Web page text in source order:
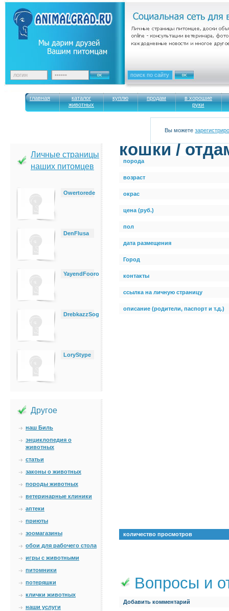
главная
каталог
животных
куплю продам
в хорошие
руки
Вы можете
Личные страницы
наших питомцев
Owertorede
DenFlusa
YayendFooro
DrebkazzSog
LoryStype
Другое
наш Биль
энциклопедия о
животных
статьи
законы о животных
породы животных
ветеринарные клиники
аптеки
приюты
зоомагазины
обои для рабочего стола
игры с животными
питомники
потеряшки
клички животных
наши услуги
кошки /
порода
возраст
окрас
цена (руб.)
пол
дата размещения
Город
контакты
ссылка на личную страницу
описание (родители, паспорт и т.д.)
количество просмотров
Вопросы и
Добавить комментарий